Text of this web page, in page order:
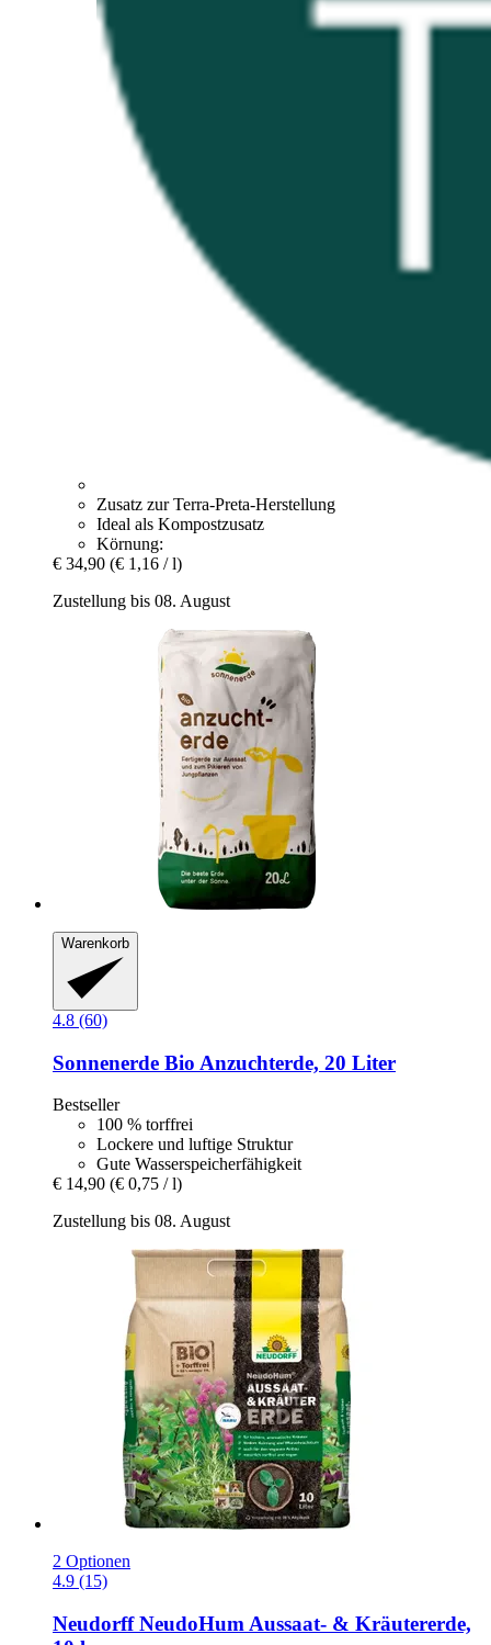
Zusatz zur Terra-Preta-Herstellung
Ideal als Kompostzusatz
Körnung:
€ 34,90 (€ 1,16 / l)
Zustellung bis 08. August
Warenkorb
4.8 (60)
Sonnenerde Bio Anzuchterde, 20 Liter
Bestseller
100 % torffrei
Lockere und luftige Struktur
Gute Wasserspeicherfähigkeit
€ 14,90 (€ 0,75 / l)
Zustellung bis 08. August
2 Optionen
4.9 (15)
NeudorffNeudoHum Aussaat-​ & Kräutererde,